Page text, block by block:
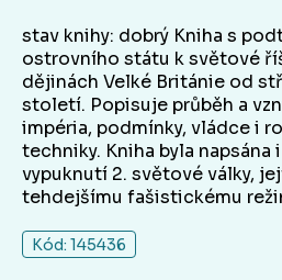
stav knihy: dobrý Kniha s
ostrovního státu k světové
dějinách Velké Británie od
století. Popisuje průběh a
impéria, podmínky, vládce i
techniky. Kniha byla napsána
vypuknutí 2. světové války,
tehdejšímu fašistickému
Kód: 145436